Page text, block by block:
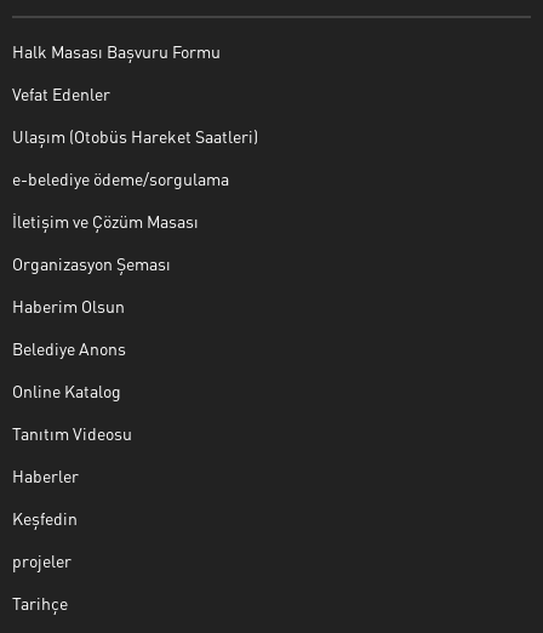
Halk Masası Başvuru Formu
Vefat Edenler
Ulaşım (Otobüs Hareket Saatleri)
e-belediye ödeme/sorgulama
İletişim ve Çözüm Masası
Organizasyon Şeması
Haberim Olsun
Belediye Anons
Online Katalog
Tanıtım Videosu
Haberler
Keşfedin
projeler
Tarihçe